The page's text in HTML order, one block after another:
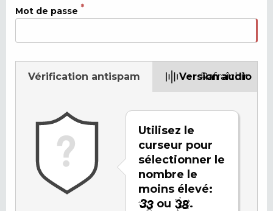
Mot de passe
Vérification antispam Version audio
Utilisez le
curseur pour
sélectionner le
nombre le
moins élevé:
ou
.
Rafraîchir